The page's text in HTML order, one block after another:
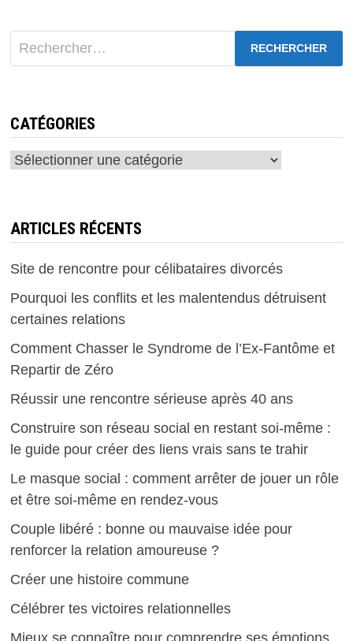
Rechercher :
CATÉGORIES
Catégories
ARTICLES RÉCENTS
Site de rencontre pour célibataires divorcés
Pourquoi les conflits et les malentendus détruisent
certaines relations
Comment Chasser le Syndrome de l’Ex-Fantôme et
Repartir de Zéro
Réussir une rencontre sérieuse après 40 ans
Construire son réseau social en restant soi-même :
le guide pour créer des liens vrais sans te trahir
Le masque social : comment arrêter de jouer un rôle
et être soi-même en rendez-vous
Couple libéré : bonne ou mauvaise idée pour
renforcer la relation amoureuse ?
Créer une histoire commune
Célébrer tes victoires relationnelles
Mieux se connaître pour comprendre ses émotions,